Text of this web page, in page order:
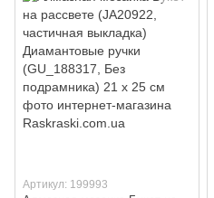
Артикул: 199993